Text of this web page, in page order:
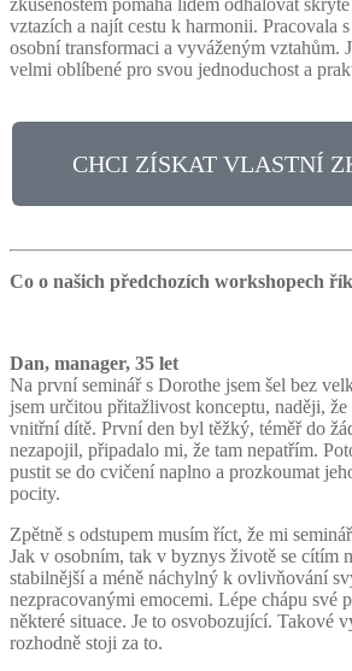
vztazích a najít cestu k harmonii. Pracovala
osobní transformaci a vyváženým vztahům.
velmi oblíbené pro svou jednoduchost a
CHCI ZÍSKAT VLASTNÍ
Co o našich předchozích workshopech
Dan, manager, 35 let
Na první seminář s Dorothe jsem šel bez
jsem určitou přitažlivost konceptu, naději,
vnitřní dítě. První den byl těžký, téměř do
nezapojil, připadalo mi, že tam nepatřím.
pustit se do cvičení naplno a prozkoumat
pocity.
Zpětně s odstupem musím říct, že mi
Jak v osobním, tak v byznys životě se cítím
stabilnější a méně náchylný k ovlivňování
nezpracovanými emocemi. Lépe chápu své
některé situace. Je to osvobozující. Takové
rozhodně stoji za to.